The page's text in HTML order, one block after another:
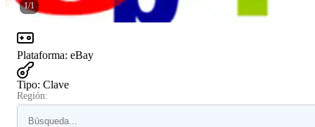
1/1
Plataforma: eBay
Tipo: Clave
Región: